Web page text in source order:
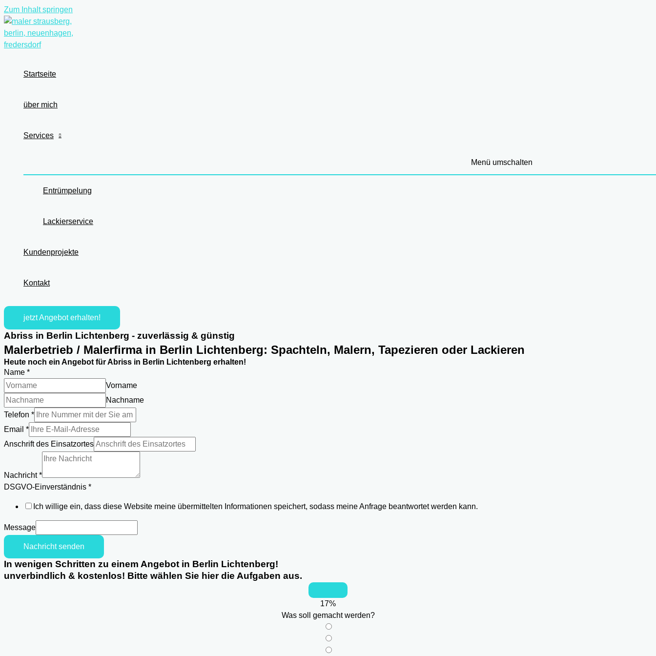
Zum Inhalt springen
Startseite
über mich
Services
Menü umschalten
Entrümpelung
Lackierservice
Kundenprojekte
Kontakt
jetzt Angebot erhalten!
Abriss in Berlin Lichtenberg - zuverlässig & günstig
Malerbetrieb / Malerfirma in Berlin Lichtenberg: Spachteln, Malern, Tapezieren oder Lackieren
Heute noch ein Angebot für Abriss in Berlin Lichtenberg erhalten!
Name *
Vorname
Nachname
Telefon *
Email *
Anschrift des Einsatzortes
Nachricht*
Einsatzortes
DSGVO-
Einverständnis
DSGVO-Einverständnis *
Ich willige ein, dass diese Website meine übermittelten Informationen speichert, sodass meine Anfrage beantwortet werden kann.
Message
Nachricht senden
In wenigen Schritten zu einem Angebot in Berlin Lichtenberg!
unverbindlich & kostenlos! Bitte wählen Sie hier die Aufgaben aus.
17%
Was soll gemacht werden?